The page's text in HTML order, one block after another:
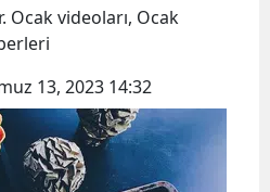
Ocak videoları, Ocak
13, 2023 14:32